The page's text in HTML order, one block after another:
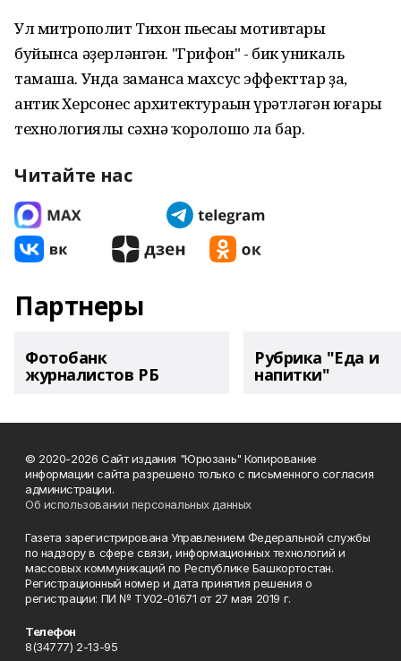
Ул митрополит Тихон пьесаһы мотивтары
буйынса әҙерләнгән. "Грифон" - бик уникаль
тамаша. Унда заманса махсус эффекттар ҙа,
антик Херсонес архитектураһын һүрәтләгән юғары
технологиялы сәхнә ҡоролошо ла бар.
Читайте нас
Партнеры
Фотобанк
журналистов РБ
Рубрика "Еда и
напитки"
© 2020-2026 Сайт издания "Юрюзань" Копирование
информации сайта разрешено только с письменного согласия
администрации.
Об использовании персональных данных
Газета зарегистрирована Управлением Федеральной службы
по надзору в сфере связи, информационных технологий и
массовых коммуникаций по Республике Башкортостан.
Регистрационный номер и дата принятия решения о
регистрации: ПИ № ТУ02-01671 от 27 мая 2019 г.
Телефон
8(34777) 2-13-95